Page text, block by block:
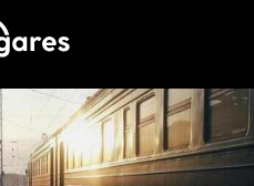
Recherche
Location de voiture